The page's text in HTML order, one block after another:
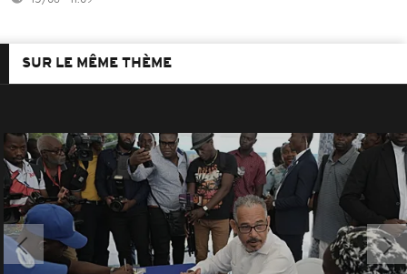
SUR LE MÊME THÈME